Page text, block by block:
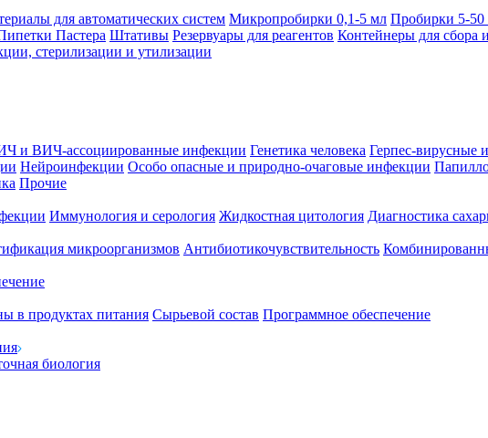
для автоматических систем Микропробирки 0,1-5 мл Пробирки 5-50
Пастера Штативы Резервуары для реагентов Контейнеры для сбора
стерилизации и утилизации
и ВИЧ-ассоциированные инфекции Генетика человека Герпес-вирусные
Нейроинфекции Особо опасные и природно-очаговые инфекции
Прочие
Иммунология и серология Жидкостная цитология Диагностика
микроорганизмов Антибиотикочувствительность
в продуктах питания Сырьевой состав Программное обеспечение
биология